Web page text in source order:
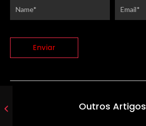
Outros Artigos